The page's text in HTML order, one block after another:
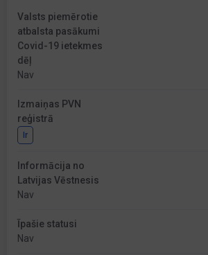
Valsts piemērotie
atbalsta pasākumi
Covid-19 ietekmes
dēļ
Nav
Izmaiņas PVN
reģistrā
Ir
Informācija no
Latvijas Vēstnesis
Nav
Īpašie statusi
Nav